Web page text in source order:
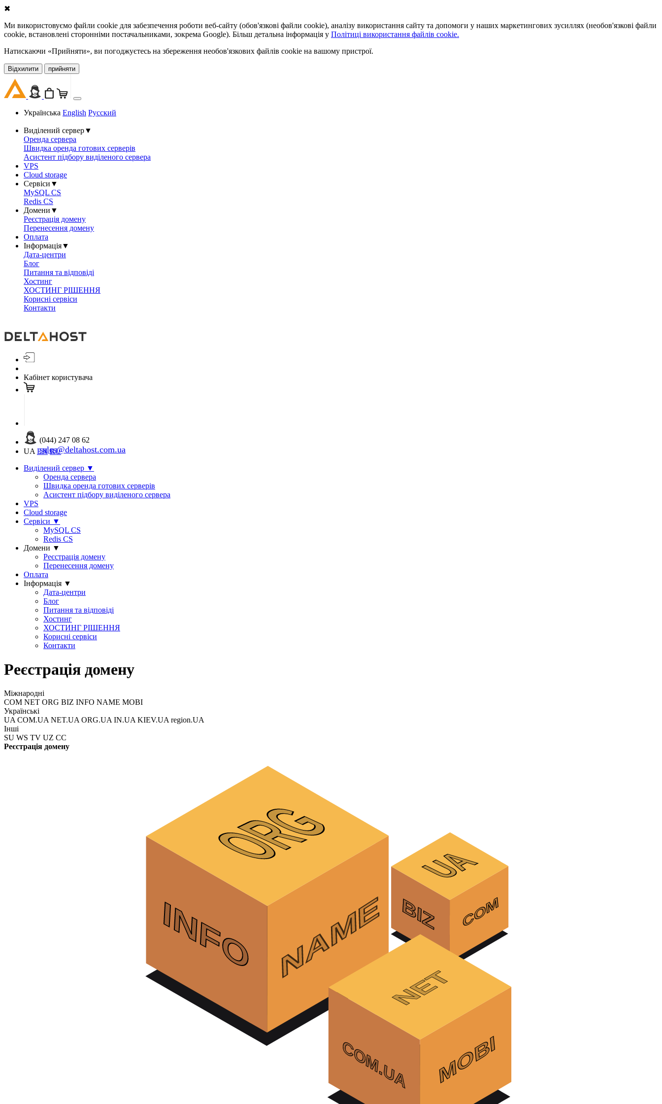
✖
Ми використовуємо файли cookie для забезпечення роботи веб-сайту (обов'язкові файли cookie), аналізу використання сайту та допомоги у наших маркетингових зусиллях (необов'язкові файли
cookie, встановлені сторонніми постачальниками, зокрема Google). Більш детальна інформація у Політиці використання файлів cookie.
Натискаючи «Прийняти», ви погоджуєтесь на збереження необов'язкових файлів cookie на вашому пристрої.
Відхилити прийняти
Українська English Русский
Виділений сервер▼
Оренда сервера
Швидка оренда готових серверів
Асистент підбору виділеного сервера
VPS
Cloud storage
Сервіси ▼
MySQL CS
Redis CS
Домени ▼
Реєстрація домену
Перенесення домену
Оплата
Інформація▼
Дата-центри
Блог
Питання та відповіді
Хостинг
ХОСТИНГ РІШЕННЯ
Корисні сервіси
Контакти
Кабінет користувача
(044) 247 08 62
sales@deltahost.com.ua
UA EN RU
Виділений сервер ▼
Оренда сервера
Швидка оренда готових серверів
Асистент підбору виділеного сервера
VPS
Cloud storage
Сервіси ▼
MySQL CS
Redis CS
Домени ▼
Реєстрація домену
Перенесення домену
Оплата
Інформація ▼
Дата-центри
Блог
Питання та відповіді
Хостинг
ХОСТИНГ РІШЕННЯ
Корисні сервіси
Контакти
Реєстрація домену
Міжнародні
COM NET ORG BIZ INFO NAME MOBI
Українські
UA COM.UA NET.UA ORG.UA IN.UA KIEV.UA region.UA
Інші
SU WS TV UZ CC
Реєстрація домену